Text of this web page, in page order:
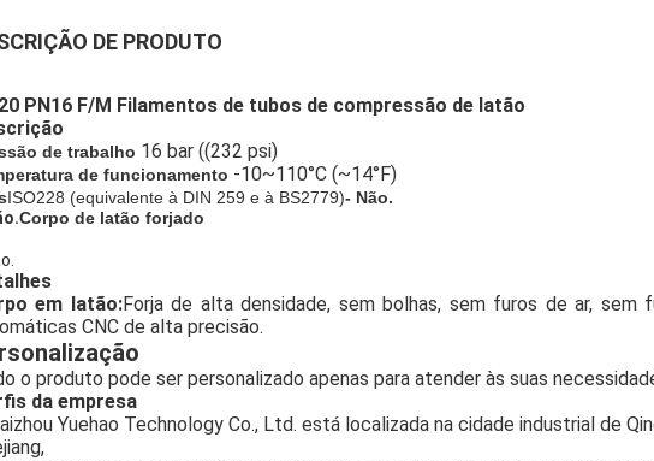
DE PRODUTO
PN16 F/M Filamentos de tubos de compressão de latão
de trabalho 16 bar ((232 psi)
de funcionamento -10~110°C (~14°F)
ISO228 (equivalente à DIN 259 e à BS2779)- Não.
Corpo de latão forjado
em latão:Forja de alta densidade, sem bolhas, sem furos de ar, sem
CNC de alta precisão.
o produto pode ser personalizado apenas para atender às suas
da empresa
Yuehao Technology Co., Ltd. está localizada na cidade industrial de